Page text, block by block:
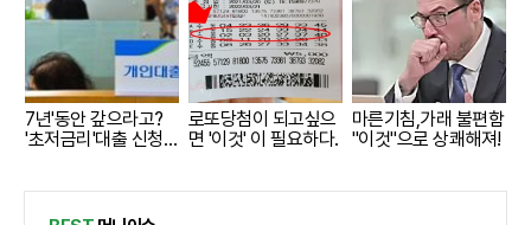
7년'동안 갚으라고?
'초저금리'대출 신청자
로또당첨이 되고싶으
면 '이것' 이 필요하다.
마른기침,가래 불편함
"이것"으로 상쾌해져!